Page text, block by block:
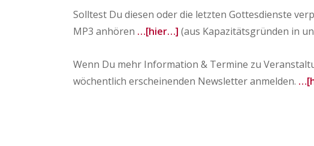
Solltest Du diesen oder die letzten Gottesdienste
MP3 anhören …[hier…] (aus Kapazitätsgründen in
Wenn Du mehr Information & Termine zu
wöchentlich erscheinenden Newsletter anmelden.